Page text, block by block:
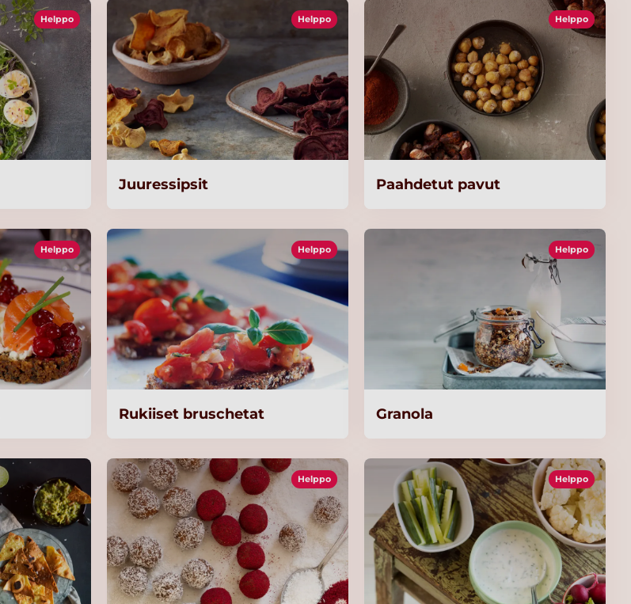
Helppo Helppo
Juuressipsit
Helppo
Paahdetut pavut
Helppo Helppo
Rukiiset bruschetat
Helppo
Granola
Helppo Helppo